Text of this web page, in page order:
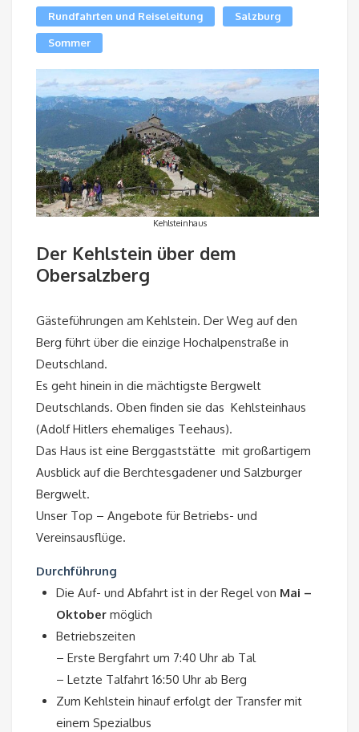
Rundfahrten und Reiseleitung Salzburg
Sommer
Kehlsteinhaus
Der Kehlstein über dem
Obersalzberg
Gästeführungen am Kehlstein. Der Weg auf den
Berg führt über die einzige Hochalpenstraße in
Deutschland.
Es geht hinein in die mächtigste Bergwelt
Deutschlands. Oben finden sie das Kehlsteinhaus
(Adolf Hitlers ehemaliges Teehaus).
Das Haus ist eine Berggaststätte mit großartigem
Ausblick auf die Berchtesgadener und Salzburger
Bergwelt.
Unser Top – Angebote für Betriebs- und
Vereinsausflüge.
Durchführung
Die Auf- und Abfahrt ist in der Regel von Mai –
Oktober möglich
Betriebszeiten
– Erste Bergfahrt um 7:40 Uhr ab Tal
– Letzte Talfahrt 16:50 Uhr ab Berg
Zum Kehlstein hinauf erfolgt der Transfer mit
einem Spezialbus